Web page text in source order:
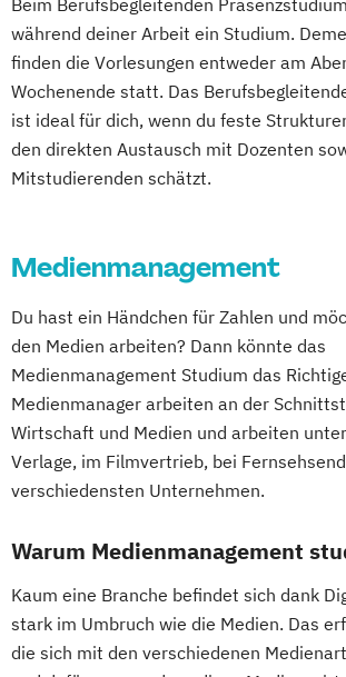
während deiner Arbeit ein Studium.
finden die Vorlesungen entweder am
Wochenende statt. Das
ist ideal für dich, wenn du feste
den direkten Austausch mit Dozenten
Mitstudierenden schätzt.
Medienmanagement
Du hast ein Händchen für Zahlen und
den Medien arbeiten? Dann könnte das
Medienmanagement Studium das
Medienmanager arbeiten an der
Wirtschaft und Medien und arbeiten
Verlage, im Filmvertrieb, bei
verschiedensten Unternehmen.
Warum Medienmanagement
Kaum eine Branche befindet sich dank
stark im Umbruch wie die Medien. Das
die sich mit den verschiedenen